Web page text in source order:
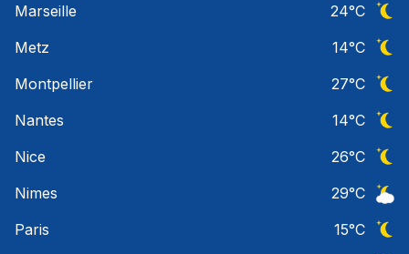
Marseille
24°C
Metz
14°C
Montpellier
27°C
Nantes
14°C
Nice
26°C
Nimes
29°C
Paris
15°C